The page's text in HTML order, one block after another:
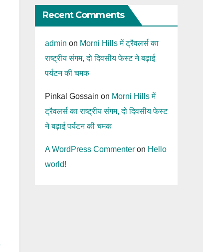
Recent Comments
admin on Morni Hills में ट्रैवलर्स का
राष्ट्रीय संगम, दो दिवसीय फेस्ट ने बढ़ाई
पर्यटन की चमक
Pinkal Gossain on Morni Hills में
ट्रैवलर्स का राष्ट्रीय संगम, दो दिवसीय फेस्ट
ने बढ़ाई पर्यटन की चमक
A WordPress Commenteron Hello
world!